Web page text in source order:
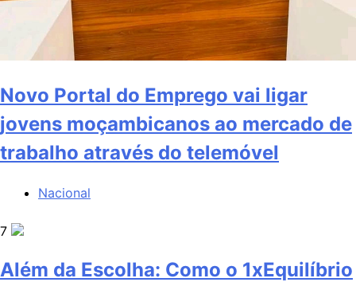
Novo Portal do Emprego vai ligar
jovens moçambicanos ao mercado de
trabalho através do telemóvel
Nacional
7
Além da Escolha: Como o 1xEquilíbrio